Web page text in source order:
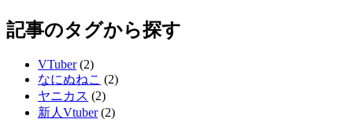
記事のタグから探す
VTuber (2)
なにぬねこ (2)
ヤニカス (2)
新人Vtuber (2)